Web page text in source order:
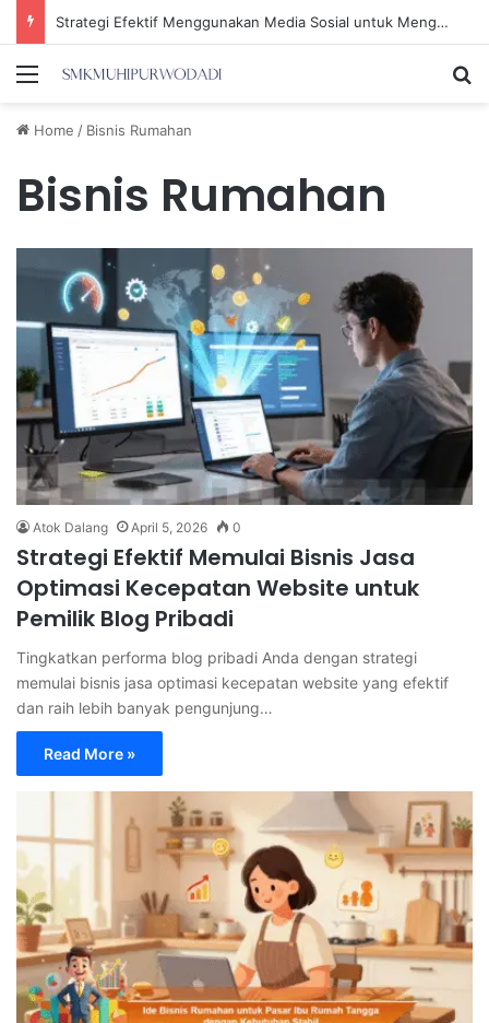
Pelaku Pemerasan Sahroni Mengaku Sebagai Kabiro Penindakan KPK
Menu
Home / Bisnis Rumahan
Bisnis Rumahan
Atok Dalang April 5, 2026 0
Strategi Efektif Memulai Bisnis Jasa
Optimasi Kecepatan Website untuk
Pemilik Blog Pribadi
Tingkatkan performa blog pribadi Anda dengan strategi
memulai bisnis jasa optimasi kecepatan website yang efektif
dan raih lebih banyak pengunjung…
Read More »